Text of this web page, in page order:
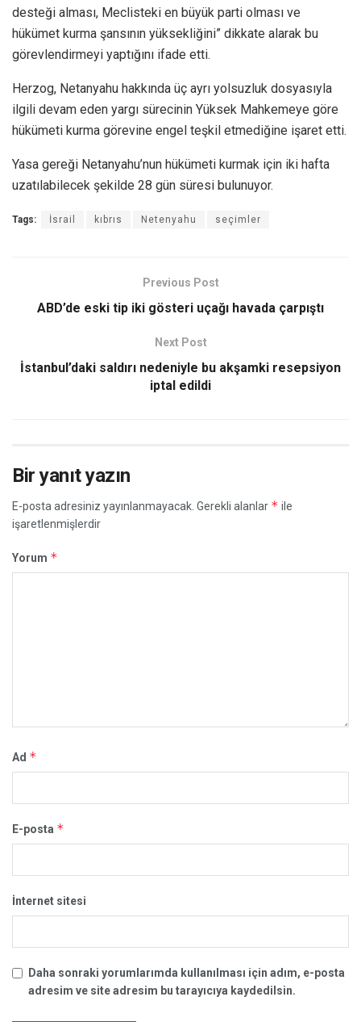
desteği alması, Meclisteki en büyük parti olması ve
hükümet kurma şansının yüksekliğini” dikkate alarak bu
görevlendirmeyi yaptığını ifade etti.
Herzog, Netanyahu hakkında üç ayrı yolsuzluk dosyasıyla
ilgili devam eden yargı sürecinin Yüksek Mahkemeye göre
hükümeti kurma görevine engel teşkil etmediğine işaret etti.
Yasa gereği Netanyahu’nun hükümeti kurmak için iki hafta
uzatılabilecek şekilde 28 gün süresi bulunuyor.
Tags: İsrail kıbrıs Netenyahu seçimler
Previous Post
ABD’de eski tip iki gösteri uçağı havada çarpıştı
Next Post
İstanbul’daki saldırı nedeniyle bu akşamki resepsiyon
iptal edildi
Bir yanıt yazın
E-posta adresiniz yayınlanmayacak. Gerekli alanlar * ile
işaretlenmişlerdir
Yorum *
Ad *
E-posta *
İnternet sitesi
Daha sonraki yorumlarımda kullanılması için adım, e-posta
adresim ve site adresim bu tarayıcıya kaydedilsin.